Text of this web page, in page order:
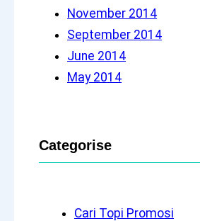
November 2014
September 2014
June 2014
May 2014
Categorise
Cari Topi Promosi